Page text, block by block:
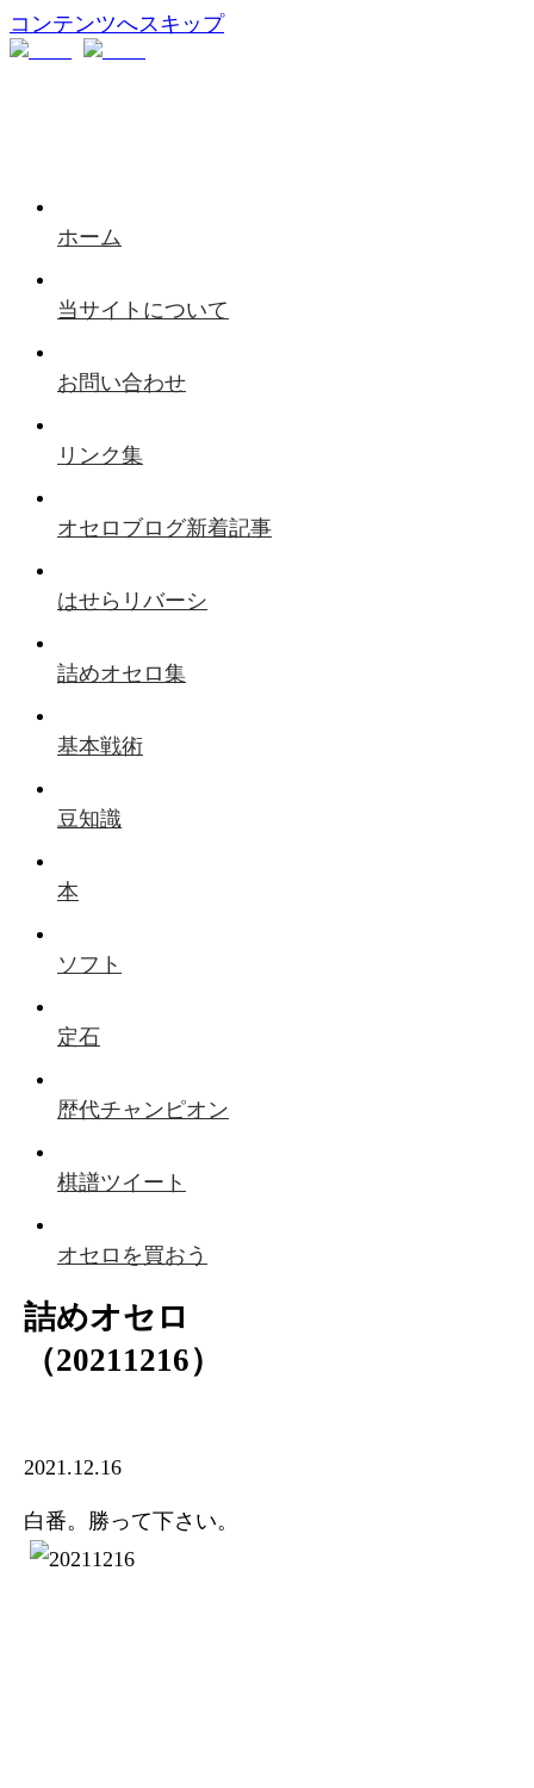
コンテンツへスキップ
ホーム
当サイトについて
お問い合わせ
リンク集
オセロブログ新着記事
はせらリバーシ
詰めオセロ集
基本戦術
豆知識
本
ソフト
定石
歴代チャンピオン
棋譜ツイート
オセロを買おう
詰めオセロ
（20211216）
2021.12.16
白番。勝って下さい。